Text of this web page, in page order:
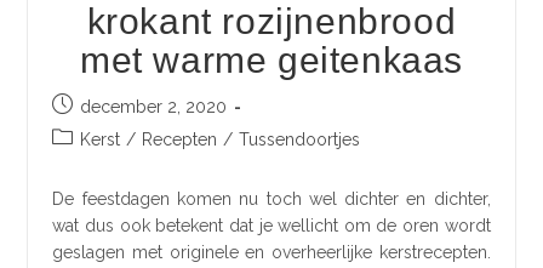
krokant rozijnenbrood
met warme geitenkaas
december 2, 2020
Kerst / Recepten / Tussendoortjes
De feestdagen komen nu toch wel dichter en dichter,
wat dus ook betekent dat je wellicht om de oren wordt
geslagen met originele en overheerlijke kerstrecepten.